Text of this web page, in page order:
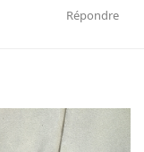
Répondre